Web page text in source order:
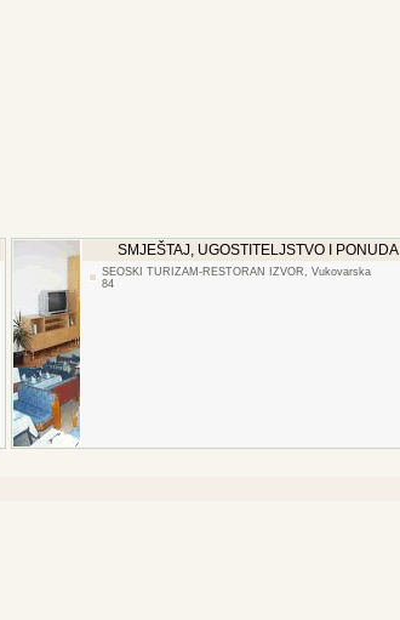
SMJEŠTAJ, UGOSTITELJSTVO I PONUDA
SEOSKI TURIZAM-RESTORAN IZVOR, Vukovarska
84